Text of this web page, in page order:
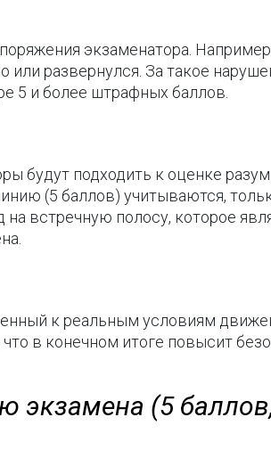
экзаменатора.
развернулся. За такое
5 и более штрафных баллов.
будут подходить к оценке
(5 баллов) учитываются,
встречную полосу, которое
к реальным условиям
в конечном итоге повысит
экзамена (5